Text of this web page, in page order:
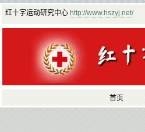
红十字运动研究中心 http://www.hszyj.net/
首页